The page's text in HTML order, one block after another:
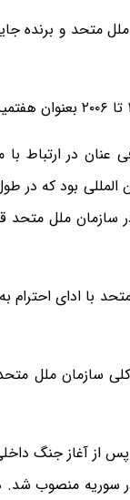
عنان در
بود که در
ملل متحد
با ادای
سازمان ملل
در سوریه منصوب